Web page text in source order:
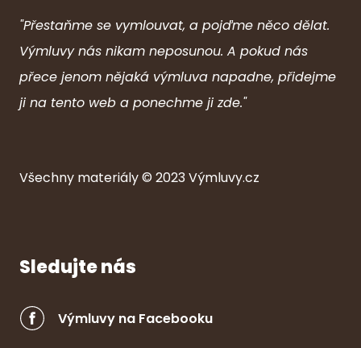
"Přestaňme se vymlouvat, a pojďme něco dělat.
Výmluvy nás nikam neposunou. A pokud nás
přece jenom nějaká výmluva napadne, přidejme
ji na tento web a ponechme ji zde."
Všechny materiály © 2023Výmluvy.cz
Sledujte nás
Výmluvy na Facebooku